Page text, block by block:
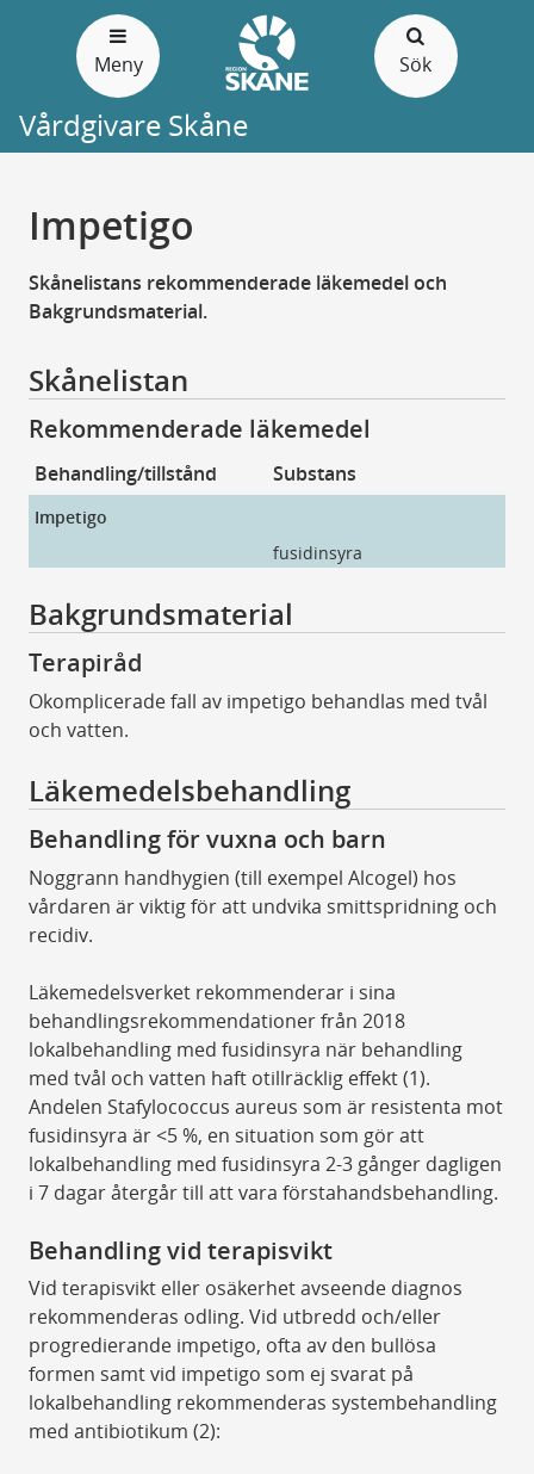
Meny Sök
Vårdgivare Skåne
Impetigo
Skånelistans rekommenderade läkemedel och
Bakgrundsmaterial.
Skånelistan
Rekommenderade läkemedel
Behandling/tillstånd Substans
Impetigo
fusidinsyra
Bakgrundsmaterial
Terapiråd
Okomplicerade fall av impetigo behandlas med tvål
och vatten.
Läkemedelsbehandling
Behandling för vuxna och barn
Noggrann handhygien (till exempel Alcogel) hos
vårdaren är viktig för att undvika smittspridning och
recidiv.
Läkemedelsverket rekommenderar i sina
behandlingsrekommendationer från 2018
lokalbehandling med fusidinsyra när behandling
med tvål och vatten haft otillräcklig effekt (1).
Andelen Stafylococcus aureus som är resistenta mot
fusidinsyra är <5 %, en situation som gör att
lokalbehandling med fusidinsyra 2-3 gånger dagligen
i 7 dagar återgår till att vara förstahandsbehandling.
Behandling vid terapisvikt
Vid terapisvikt eller osäkerhet avseende diagnos
rekommenderas odling. Vid utbredd och/eller
progredierande impetigo, ofta av den bullösa
formen samt vid impetigo som ej svarat på
lokalbehandling rekommenderas systembehandling
med antibiotikum (2):